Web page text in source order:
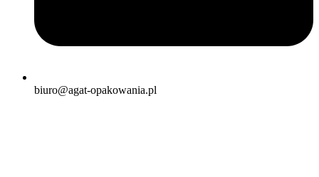
biuro@agat-opakowania.pl